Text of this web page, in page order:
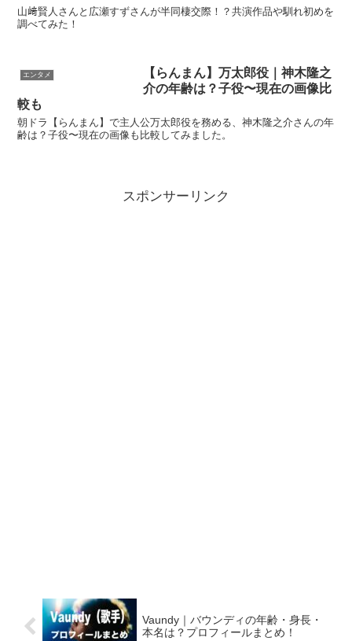
山﨑賢人さんと広瀬すずさんが半同棲交際！？共演作品や馴れ初めを
調べてみた！
エンタメ
【らんまん】万太郎役｜神木隆之
介の年齢は？子役〜現在の画像比
較も
朝ドラ【らんまん】で主人公万太郎役を務める、神木隆之介さんの年
齢は？子役〜現在の画像も比較してみました。
スポンサーリンク
Vaundy｜バウンディの年齢・身長・
本名は？プロフィールまとめ！